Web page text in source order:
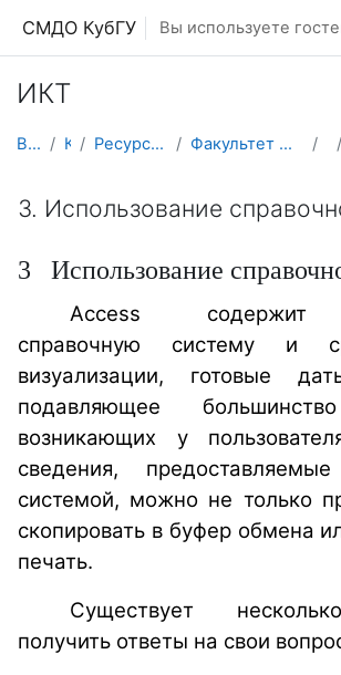
СМДО КубГУ Вы используете
ИКТ
В начало Курсы Ресурсы подразделений КубГУ Факультет Математики и компьютерных наук
3. Использование
3 Использование
Access содержит
справочную систему и
визуализации, готовые
подавляющее
возникающих у
сведения,
системой, можно не только
скопировать в буфер обмена
печать.
Существует
получить ответы на свои